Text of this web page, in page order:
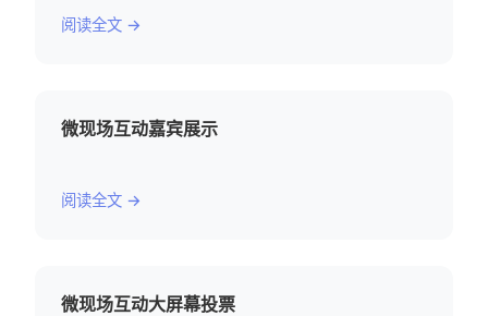
阅读全文 →
微现场互动嘉宾展示
阅读全文 →
微现场互动大屏幕投票